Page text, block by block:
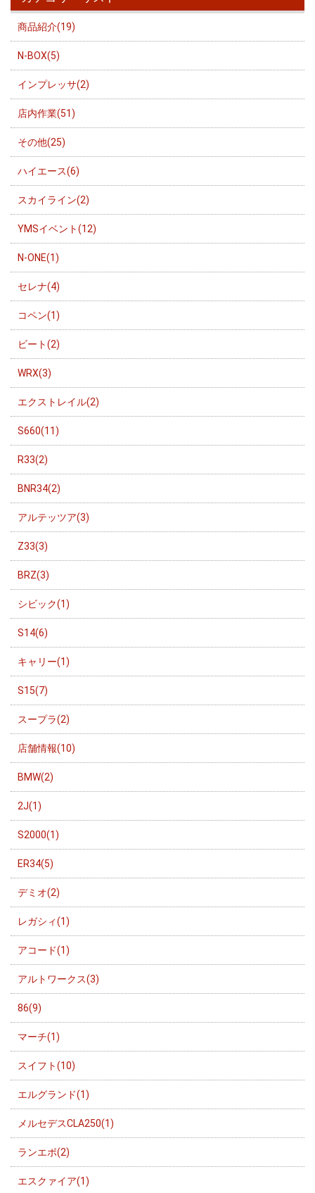
商品紹介(19)
N-BOX(5)
インプレッサ(2)
店内作業(51)
その他(25)
ハイエース(6)
スカイライン(2)
YMSイベント(12)
N-ONE(1)
セレナ(4)
コペン(1)
ビート(2)
WRX(3)
エクストレイル(2)
S660(11)
R33(2)
BNR34(2)
アルテッツア(3)
Z33(3)
BRZ(3)
シビック(1)
S14(6)
キャリー(1)
S15(7)
スープラ(2)
店舗情報(10)
BMW(2)
2J(1)
S2000(1)
ER34(5)
デミオ(2)
レガシィ(1)
アコード(1)
アルトワークス(3)
86(9)
マーチ(1)
スイフト(10)
エルグランド(1)
メルセデスCLA250(1)
ランエボ(2)
エスクァイア(1)